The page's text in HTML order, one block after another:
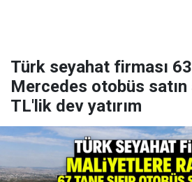
Türk seyahat firması
Mercedes otobüs satın
TL'lik dev yatırım